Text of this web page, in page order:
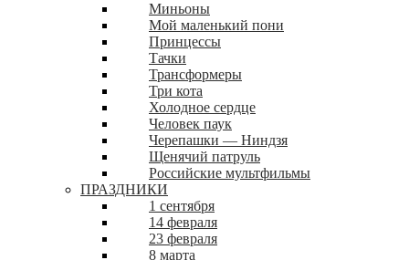
Миньоны
Мой маленький пони
Принцессы
Тачки
Трансформеры
Три кота
Холодное сердце
Человек паук
Черепашки — Ниндзя
Щенячий патруль
Российские мультфильмы
ПРАЗДНИКИ
1 сентября
14 февраля
23 февраля
8 марта